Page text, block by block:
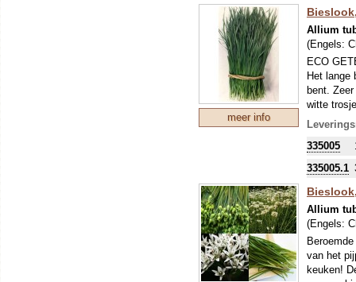
meer info
Allium
(Engels:
ECO
Het lange
bent.
witte
en veel
335005
335005.1
Allium
(Engels:
van het
keuken!